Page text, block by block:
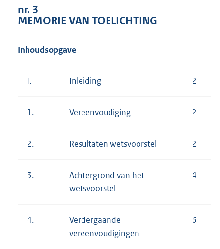
b
nr. 3
MEMORIE VAN TOELICHTING
Inhoudsopgave
I. Inleiding 2
1. Vereenvoudiging 2
2. Resultaten wetsvoorstel 2
3.
Achtergrond van het
wetsvoorstel
4
4.
Verdergaande
vereenvoudigingen
6